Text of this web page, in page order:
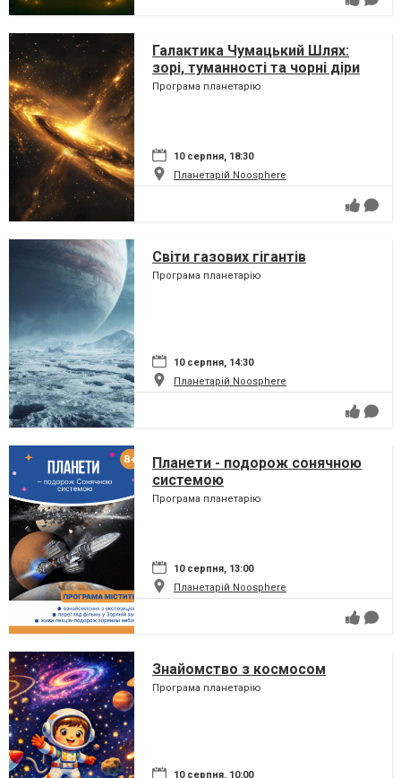
Галактика Чумацький Шлях:
зорі, туманності та чорні діри
Програма планетарію
10 серпня, 18:30
Планетарій Noosphere
Світи газових гігантів
Програма планетарію
10 серпня, 14:30
Планетарій Noosphere
Планети - подорож сонячною
системою
Програма планетарію
10 серпня, 13:00
Планетарій Noosphere
Знайомство з космосом
Програма планетарію
10 серпня, 10:00